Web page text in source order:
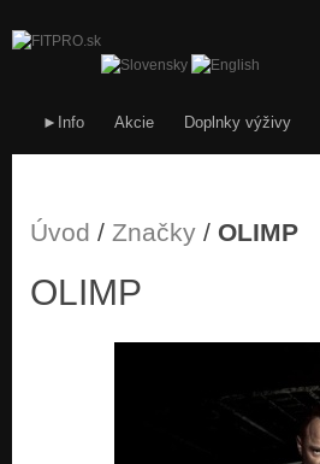
►Info Akcie Doplnky výživy
Úvod / Značky / OLIMP
OLIMP